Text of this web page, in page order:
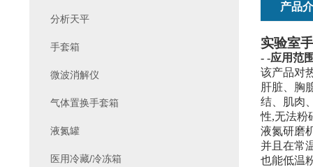
产品
实验室
- -应用范
该产品对
肝脏、胸
结、肌肉
性,无法粉
液氮研磨
并且在常
也能低温
分析天平
手套箱
微波消解仪
气体置换手套箱
液氮罐
医用冷藏/冷冻箱